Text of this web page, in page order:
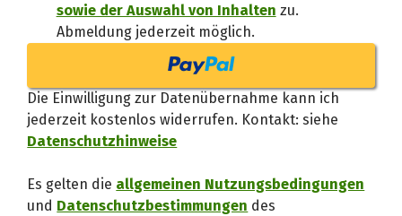
sowie der Auswahl von Inhalten zu.
Abmeldung jederzeit möglich.
Die Einwilligung zur Datenübernahme kann ich
jederzeit kostenlos widerrufen. Kontakt: siehe
Datenschutzhinweise
Es gelten die allgemeinen Nutzungsbedingungen
und Datenschutzbestimmungen des